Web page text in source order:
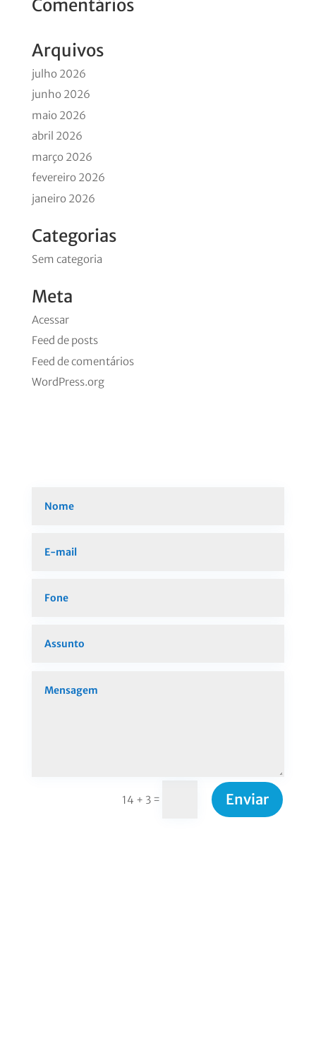
Comentários
Arquivos
julho 2026
junho 2026
maio 2026
abril 2026
março 2026
fevereiro 2026
janeiro 2026
Categorias
Sem categoria
Meta
Acessar
Feed de posts
Feed de comentários
WordPress.org
14 + 3 = Enviar